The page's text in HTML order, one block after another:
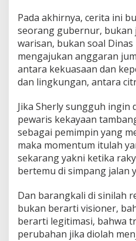
Pada akhirnya, cerita ini
seorang gubernur, bukan
warisan, bukan soal
mengajukan anggaran
antara kekuasaan dan
dan lingkungan, antara
Jika Sherly sungguh ingin
pewaris kekayaan
sebagai pemimpin yang
maka momentum itulah
sekarang yakni ketika
bertemu di simpang jalan
Dan barangkali di sinilah
bukan berarti visioner,
berarti legitimasi, bahwa
perubahan jika diolah